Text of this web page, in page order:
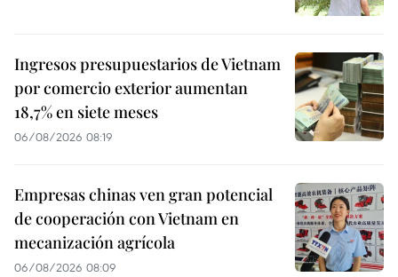
Ingresos presupuestarios de Vietnam
por comercio exterior aumentan
18,7% en siete meses
06/08/2026 08:19
Empresas chinas ven gran potencial
de cooperación con Vietnam en
mecanización agrícola
06/08/2026 08:09